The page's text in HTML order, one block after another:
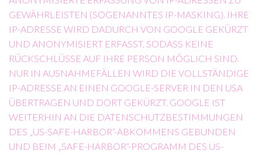
EWÄHRLEISTEN (SOGENANNTES IP-MASKING). IHRE I
P-ADRESSE WIRD DADURCH VON GOOGLE GEKÜRZT U
ND ANONYMISIERT ERFASST, SODASS KEINE R
ÜCKSCHLÜSSE AUF IHRE PERSON MÖGLICH SIND. N
UR IN AUSNAHMEFÄLLEN WIRD DIE VOLLSTÄNDIGE I
P-ADRESSE AN EINEN GOOGLE-SERVER IN DEN USA Ü
BERTRAGEN UND DORT GEKÜRZT. GOOGLE IST W
EITERHIN AN DIE DATENSCHUTZBESTIMMUNGEN D
ES „US-SAFE-HARBOR“-ABKOMMENS GEBUNDEN U
ND BEIM „SAFE-HARBOR“-PROGRAMM DES US-H